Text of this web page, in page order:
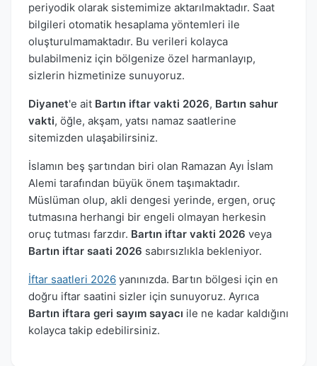
periyodik olarak sistemimize aktarılmaktadır. Saat
bilgileri otomatik hesaplama yöntemleri ile
oluşturulmamaktadır. Bu verileri kolayca
bulabilmeniz için bölgenize özel harmanlayıp,
sizlerin hizmetinize sunuyoruz.
Diyanet'e ait Bartın iftar vakti 2026, Bartın sahur
vakti, öğle, akşam, yatsı namaz saatlerine
sitemizden ulaşabilirsiniz.
İslamın beş şartından biri olan Ramazan Ayı İslam
Alemi tarafından büyük önem taşımaktadır.
Müslüman olup, akli dengesi yerinde, ergen, oruç
tutmasına herhangi bir engeli olmayan herkesin
oruç tutması farzdır. Bartın iftar vakti 2026 veya
Bartın iftar saati 2026 sabırsızlıkla bekleniyor.
İftar saatleri 2026 yanınızda. Bartın bölgesi için en
doğru iftar saatini sizler için sunuyoruz. Ayrıca
Bartın iftara geri sayım sayacı ile ne kadar kaldığını
kolayca takip edebilirsiniz.